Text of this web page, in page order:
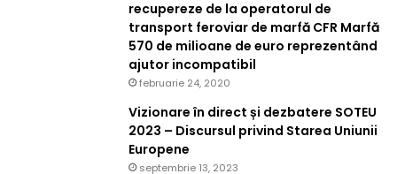
recupereze de la operatorul de
transport feroviar de marfă CFR Marfă
570 de milioane de euro reprezentând
ajutor incompatibil
februarie 24, 2020
Vizionare în direct și dezbatere SOTEU
2023 – Discursul privind Starea Uniunii
Europene
septembrie 13, 2023